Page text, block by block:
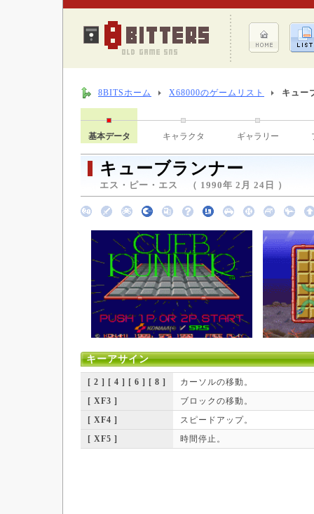
8BITSホーム X68000のゲームリスト キュー
基本データ キャラクタ ギャラリー
キューブランナー
エス・ピー・エス （ 1990年 2月 24日 ）
キーアサイン
[ 2 ] [ 4 ] [ 6 ] [ 8 ]
カーソルの移動。
[ XF3 ]
ブロックの移動。
[ XF4 ]
スピードアップ。
[ XF5 ]
時間停止。